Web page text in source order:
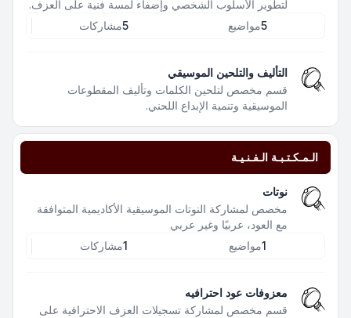
لتطوير الأسلوب الشخصي وإضفاء لمسة فنية على العزف.
5مواضيع 5مشاركات
التأليف والتلحين الموسيقي
قسم مخصص لتلحين الكلمات وتأليف المقطوعات
الموسيقية وتنمية الإبداع اللحني.
الـمـكـتـبـة الـفـنـيـة
نوتات
مخصص لمشاركة النوتات الموسيقية الأكاديمية المتوافقة
مع العود، عربيًا وغير عربي
1مواضيع 1مشاركات
معزوفات عود احترافيه
قسم مخصص لمشاركة تسجيلات العزف الاحترافية على